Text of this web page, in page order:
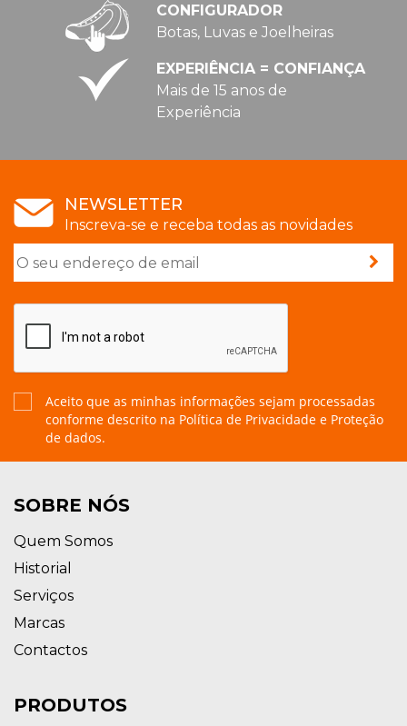
CONFIGURADOR
Botas, Luvas e Joelheiras
EXPERIÊNCIA = CONFIANÇA
Mais de 15 anos de
Experiência
NEWSLETTER
Inscreva-se e receba todas as novidades
Aceito que as minhas informações sejam processadas
conforme descrito na Política de Privacidade e Proteção
de dados.
SOBRE NÓS
Quem Somos
Historial
Serviços
Marcas
Contactos
PRODUTOS